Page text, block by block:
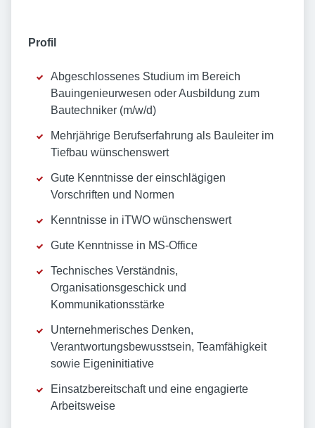
Profil
Abgeschlossenes Studium im Bereich
Bauingenieurwesen oder Ausbildung zum
Bautechniker (m/w/d)
Mehrjährige Berufserfahrung als Bauleiter im
Tiefbau wünschenswert
Gute Kenntnisse der einschlägigen
Vorschriften und Normen
Kenntnisse in iTWO wünschenswert
Gute Kenntnisse in MS-Office
Technisches Verständnis,
Organisationsgeschick und
Kommunikationsstärke
Unternehmerisches Denken,
Verantwortungsbewusstsein, Teamfähigkeit
sowie Eigeninitiative
Einsatzbereitschaft und eine engagierte
Arbeitsweise